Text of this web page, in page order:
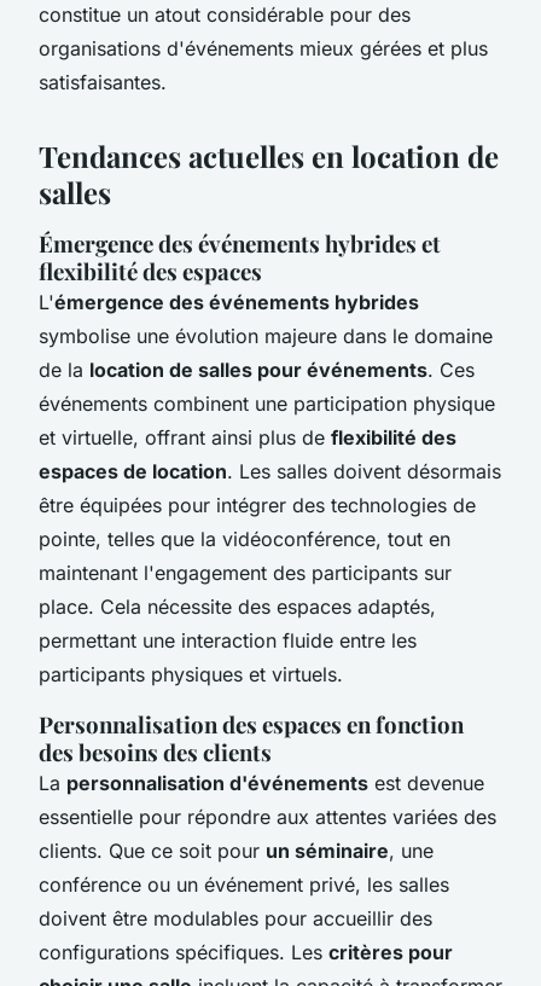
constitue un atout considérable pour des
organisations d'événements mieux gérées et plus
satisfaisantes.
Tendances actuelles en location de
salles
Émergence des événements hybrides et
flexibilité des espaces
L'émergence des événements hybrides
symbolise une évolution majeure dans le domaine
de la location de salles pour événements. Ces
événements combinent une participation physique
et virtuelle, offrant ainsi plus de flexibilité des
espaces de location. Les salles doivent désormais
être équipées pour intégrer des technologies de
pointe, telles que la vidéoconférence, tout en
maintenant l'engagement des participants sur
place. Cela nécessite des espaces adaptés,
permettant une interaction fluide entre les
participants physiques et virtuels.
Personnalisation des espaces en fonction
des besoins des clients
La personnalisation d'événements est devenue
essentielle pour répondre aux attentes variées des
clients. Que ce soit pour un séminaire, une
conférence ou un événement privé, les salles
doivent être modulables pour accueillir des
configurations spécifiques. Les critères pour